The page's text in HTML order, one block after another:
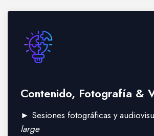
Contenido, Fotografía &
► Sesiones fotográficas y
large